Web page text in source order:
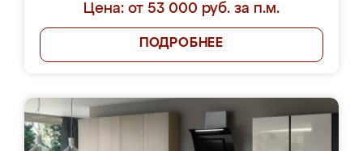
Цена: от 53 000 руб. за п.м.
ПОДРОБНЕЕ